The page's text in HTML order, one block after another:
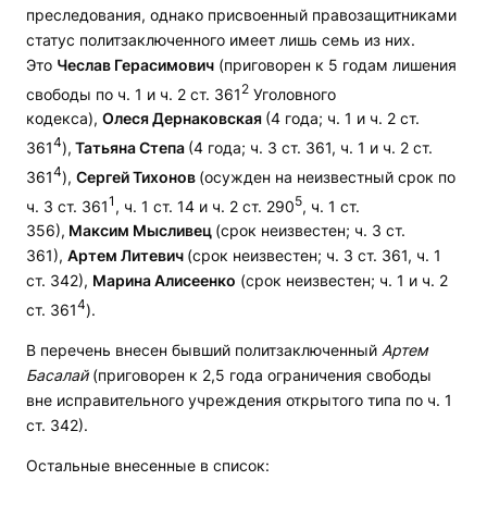
преследования, однако присвоенный правозащитниками
статус политзаключенного имеет лишь семь из них.
Это Чеслав Герасимович (приговорен к 5 годам лишения
свободы по ч. 1 и ч. 2 ст. 361 2 Уголовного
кодекса), Олеся Дернаковская (4 года; ч. 1 и ч. 2 ст.
3614), Татьяна Степа (4 года; ч. 3 ст. 361, ч. 1 и ч. 2 ст.
3614), Сергей Тихонов (осужден на неизвестный срок по
ч. 3 ст. 3611 , ч. 1 ст. 14 и ч. 2 ст. 2905
, ч. 1 ст.
356), Максим Мысливец (срок неизвестен; ч. 3 ст.
361), Артем Литевич (срок неизвестен; ч. 3 ст. 361, ч. 1
ст. 342), Марина Алисеенко (срок неизвестен; ч. 1 и ч. 2
ст. 3614).
В перечень внесен бывший политзаключенный Артем
Басалай (приговорен к 2,5 года ограничения свободы
вне исправительного учреждения открытого типа по ч. 1
ст. 342).
Остальные внесенные в список: